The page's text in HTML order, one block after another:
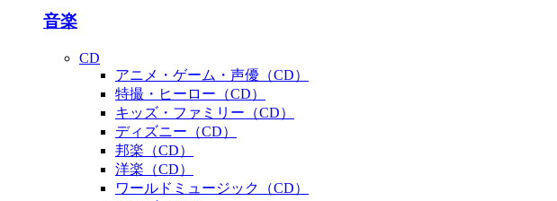
音楽
CD
アニメ・ゲーム・声優（CD）
特撮・ヒーロー（CD）
キッズ・ファミリー（CD）
ディズニー（CD）
邦楽（CD）
洋楽（CD）
ワールドミュージック（CD）